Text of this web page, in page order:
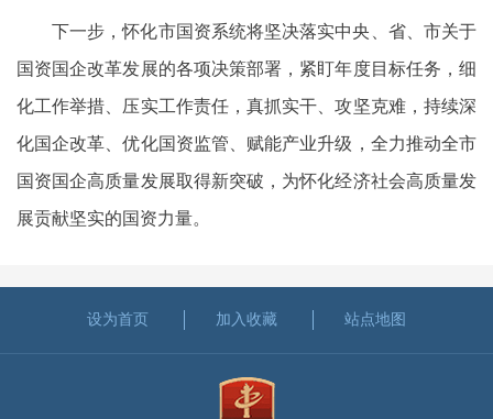
下一步，怀化市国资系统将坚决落实中央、省、市关于
国资国企改革发展的各项决策部署，紧盯年度目标任务，细
化工作举措、压实工作责任，真抓实干、攻坚克难，持续深
化国企改革、优化国资监管、赋能产业升级，全力推动全市
国资国企高质量发展取得新突破，为怀化经济社会高质量发
展贡献坚实的国资力量。
设为首页 加入收藏 站点地图